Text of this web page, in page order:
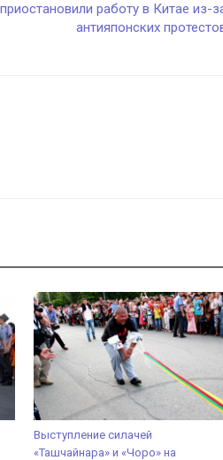
приостановили работу в Китае из-
антияпонских
Выступление силачей
«Ташчайнара» и «Чоро» на